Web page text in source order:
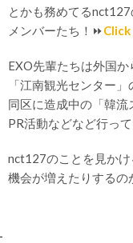
とかも務めてるnct127
メンバーたち！⏩Click
EXO先輩たちは外国
「江南観光センター
同区に造成中の「韓
PR活動などなど行っ
nct127のことを見かけ
機会が増えたりするの